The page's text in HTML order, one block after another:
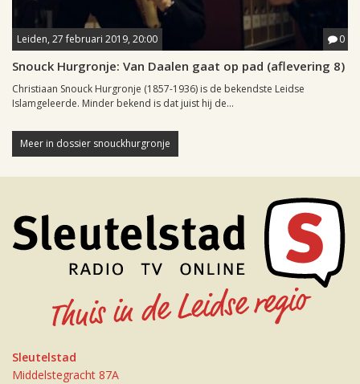
Leiden, 27 februari 2019, 20:00 0
Snouck Hurgronje: Van Daalen gaat op pad (aflevering 8)
Christiaan Snouck Hurgronje (1857-1936) is de bekendste Leidse
Islamgeleerde. Minder bekend is dat juist hij de...
Meer in dossier snouckhurgronje
Sleutelstad
Middelstegracht 87A